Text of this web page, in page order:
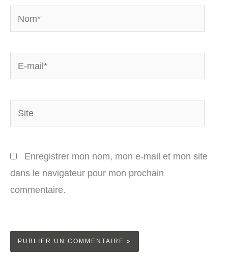
Nom*
E-
mail*
Site
Enregistrer mon nom, mon e-mail et mon site
dans le navigateur pour mon prochain
commentaire.